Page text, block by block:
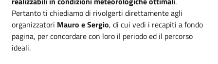
Pertanto ti chiediamo di rivolgerti direttamente agli
organizzatori Mauro e Sergio, di cui vedi i recapiti a fondo
pagina, per concordare con loro il periodo ed il percorso
ideali.